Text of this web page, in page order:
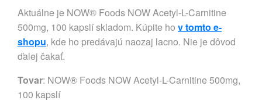
Aktuálne je NOW® Foods NOW Acetyl-L-Carnitine
500mg, 100 kapslí skladom. Kúpite ho v tomto e-
shopu, kde ho predávajú naozaj lacno. Nie je dôvod
ďalej čakať.
Tovar: NOW® Foods NOW Acetyl-L-Carnitine 500mg,
100 kapslí